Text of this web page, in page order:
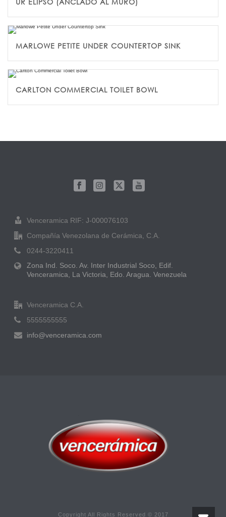
UR ELIPSO (ANCLADO AL MURO)
MARLOWE PETITE UNDER COUNTERTOP SINK
CARLTON COMMERCIAL TOILET BOWL
Venceramica RIF: J-000076103
Compañía Venezolana de Cerámica, C.A.
0244-3220411
Zona Ind. Soco. Av. Inter Industrial Soco, Edif.
Venceramica, La Victoria, Edo. Aragua. Venezuela
Venceramica C.A.
5555555555
info@venceramica.com
Copyright All Rights Reserved © 2017